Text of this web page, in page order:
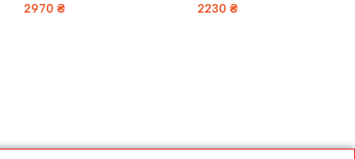
2970 ₴
2230 ₴